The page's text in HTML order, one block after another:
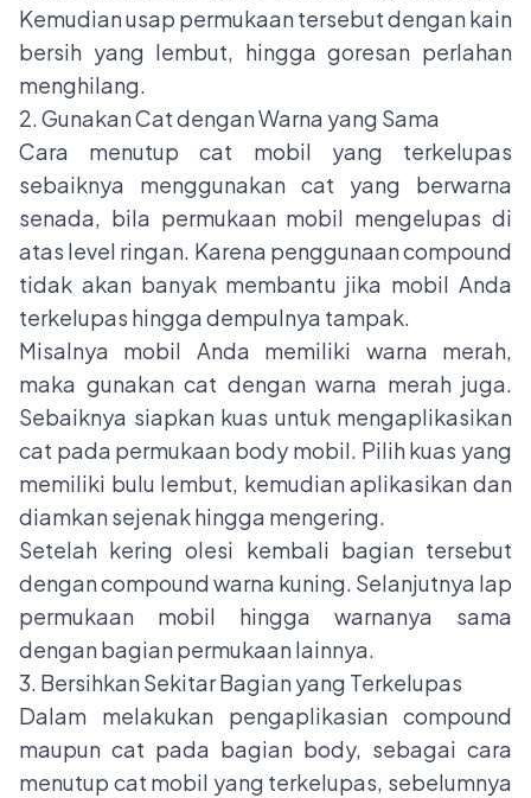
Kemudian usap permukaan tersebut dengan kain
bersih yang lembut, hingga goresan perlahan
menghilang.
2. Gunakan Cat dengan Warna yang Sama
Cara menutup cat mobil yang terkelupas
sebaiknya menggunakan cat yang berwarna
senada, bila permukaan mobil mengelupas di
atas level ringan. Karena penggunaan compound
tidak akan banyak membantu jika mobil Anda
terkelupas hingga dempulnya tampak.
Misalnya mobil Anda memiliki warna merah,
maka gunakan cat dengan warna merah juga.
Sebaiknya siapkan kuas untuk mengaplikasikan
cat pada permukaan body mobil. Pilih kuas yang
memiliki bulu lembut, kemudian aplikasikan dan
diamkan sejenak hingga mengering.
Setelah kering olesi kembali bagian tersebut
dengan compound warna kuning. Selanjutnya lap
permukaan mobil hingga warnanya sama
dengan bagian permukaan lainnya.
3. Bersihkan Sekitar Bagian yang Terkelupas
Dalam melakukan pengaplikasian compound
maupun cat pada bagian body, sebagai cara
menutup cat mobil yang terkelupas, sebelumnya